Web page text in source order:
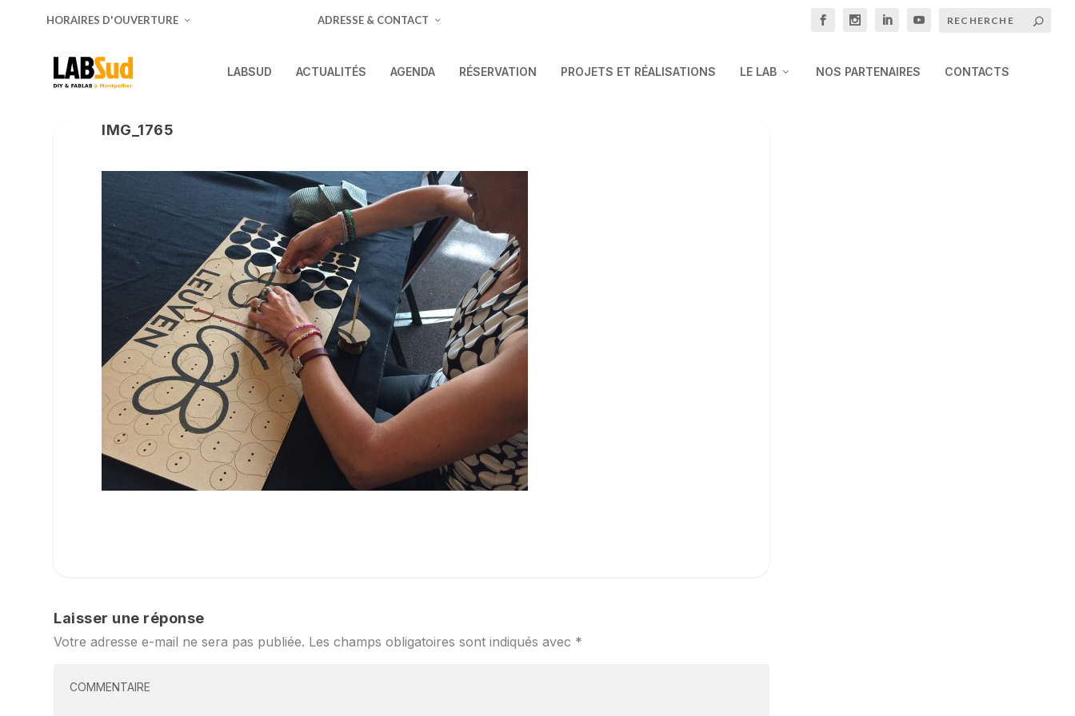
HORAIRES D'OUVERTURE ADRESSE & CONTACT
LABSUD ACTUALITÉS AGENDA RÉSERVATION PROJETS ET RÉALISATIONS LE LAB NOS PARTENAIRES CONTACTS
IMG_1765
Laisser une réponse
Votre adresse e-mail ne sera pas publiée. Les champs obligatoires sont indiqués avec *